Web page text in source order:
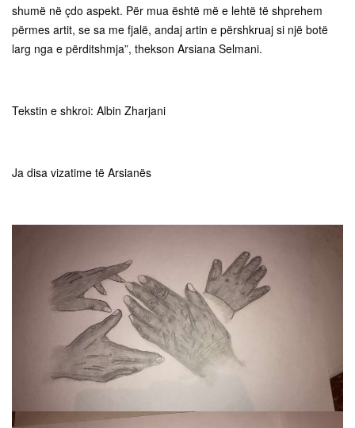
shumë në çdo aspekt. Për mua është më e lehtë të shprehem
përmes artit, se sa me fjalë, andaj artin e përshkruaj si një botë
larg nga e përditshmja”, thekson Arsiana Selmani.
Tekstin e shkroi: Albin Zharjani
Ja disa vizatime të Arsianës